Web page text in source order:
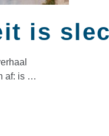
is
af: is …